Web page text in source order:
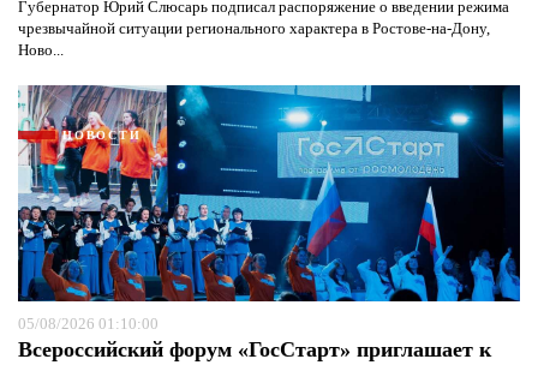
Губернатор Юрий Слюсарь подписал распоряжение о введении режима
чрезвычайной ситуации регионального характера в Ростове-на-Дону,
Ново...
НОВОСТИ
05/08/2026 01:10:00
Всероссийский форум «ГосСтарт» приглашает к